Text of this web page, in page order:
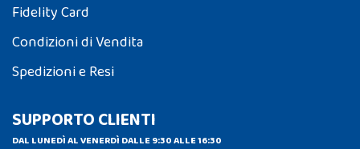
Fidelity Card
Condizioni di Vendita
Spedizioni e Resi
SUPPORTO CLIENTI
DAL LUNEDÌ AL VENERDÌ DALLE 9:30 ALLE 16:30